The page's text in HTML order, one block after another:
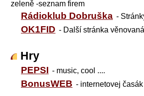
zeleně -seznam firem
Rádioklub Dobruška -
OK1FID - Další stránka
Hry
PEPSI - music, cool ....
BonusWEB - internetovej